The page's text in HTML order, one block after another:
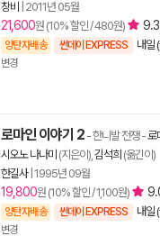
창비
2011년 05월
21,600원 (10% 할인 / 480원) 9.3
양탄자배송 썬데이 EXPRESS 내일
변경
로마인 이야기 2 - 한니발 전쟁-로
시오노 나나미 (지은이), 김석희 (옮긴이)
한길사| 1995년 09월
19,800원 (10% 할인 / 1,100원)
양탄자배송 썬데이 EXPRESS 내일
변경